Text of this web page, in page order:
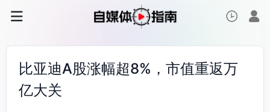
比亚迪A股涨幅超8%，市值重返万
亿大关